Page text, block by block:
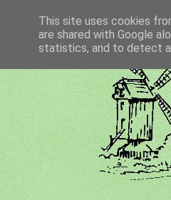
This site uses cookies
are shared with Google
statistics, and to detect